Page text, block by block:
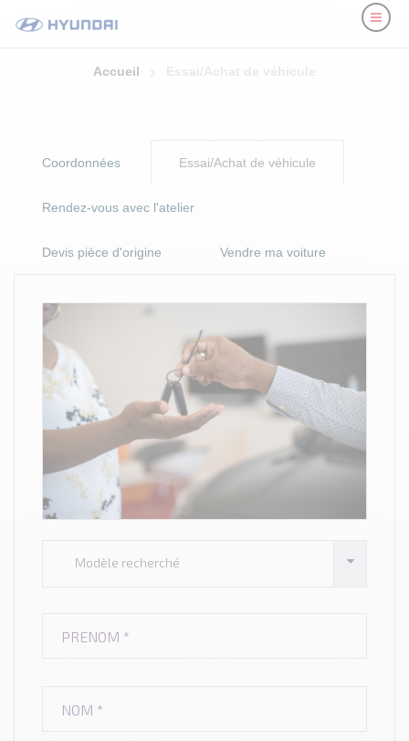
Accueil Essai/Achat de véhicule
Coordonnées Essai/Achat de véhicule
Rendez-vous avec l'atelier
Devis pièce d'origine Vendre ma voiture
Modèle recherché